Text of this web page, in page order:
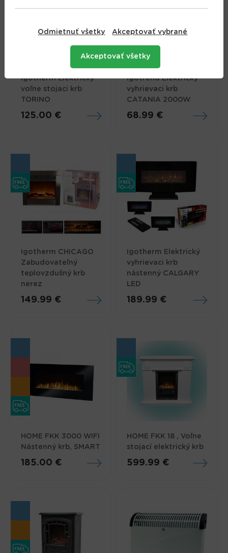
Igotherm Elektrický
voľne stojaci krb
TORINO
125.00 €
Igotrend Elektrický
vyhrievaci krb
CATANIA 2000W
68.99 €
Igotherm CHICAGO
Zabudovateľný
teplovzdušný krb
nerez
149.99 €
Igotherm Elektrický
vyhrievaci krb
nástenný CALGARY
LED
189.99 €
HOME FKK 3000 WIFI
Nástenný krb, SMART
185.00 €
HOME FKK 18 , Voľne
stojací elektrický krb
599.99 €
Odmietnuť všetky Akceptovať vybrané
Akceptovať všetky